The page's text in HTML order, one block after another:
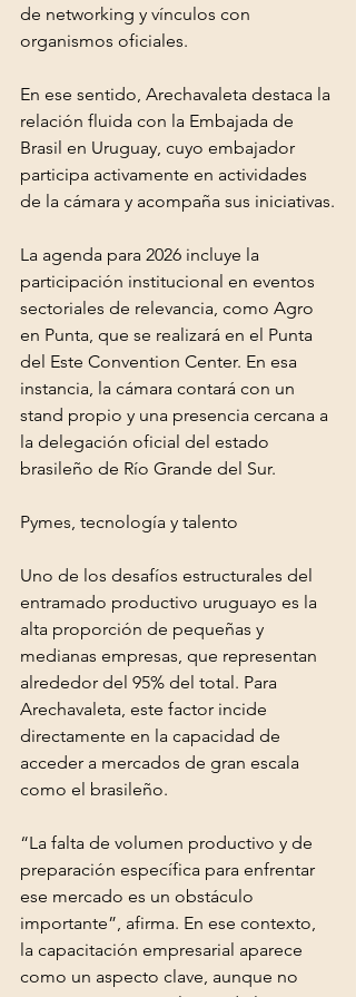
de networking y vínculos con
organismos oficiales.
En ese sentido, Arechavaleta destaca la
relación fluida con la Embajada de
Brasil en Uruguay, cuyo embajador
participa activamente en actividades
de la cámara y acompaña sus iniciativas.
La agenda para 2026 incluye la
participación institucional en eventos
sectoriales de relevancia, como Agro
en Punta, que se realizará en el Punta
del Este Convention Center. En esa
instancia, la cámara contará con un
stand propio y una presencia cercana a
la delegación oficial del estado
brasileño de Río Grande del Sur.
Pymes, tecnología y talento
Uno de los desafíos estructurales del
entramado productivo uruguayo es la
alta proporción de pequeñas y
medianas empresas, que representan
alrededor del 95% del total. Para
Arechavaleta, este factor incide
directamente en la capacidad de
acceder a mercados de gran escala
como el brasileño.
“La falta de volumen productivo y de
preparación específica para enfrentar
ese mercado es un obstáculo
importante”, afirma. En ese contexto,
la capacitación empresarial aparece
como un aspecto clave, aunque no